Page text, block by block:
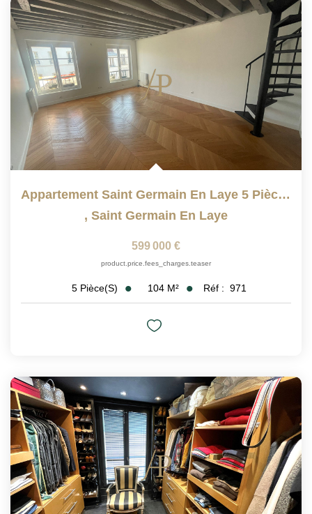
Appartement Saint Germain En Laye 5 Pièce(s) 104.07 M2
, Saint Germain En Laye
599 000 €
product.price.fees_charges.teaser
5 Pièce(s) 104 M² Réf : 971